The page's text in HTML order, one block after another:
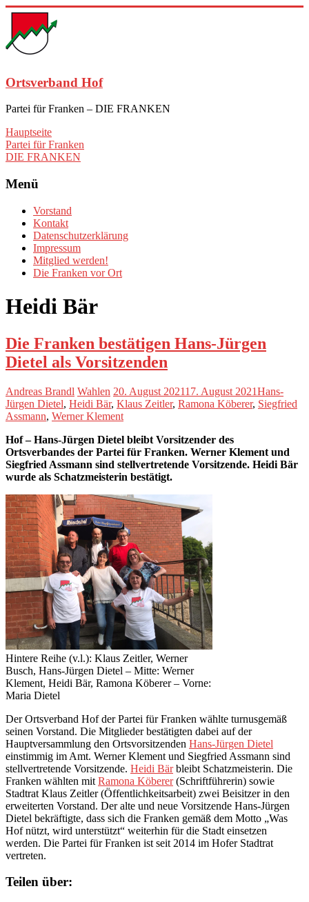
Zum
springen
Ortsverband Hof
Partei für Franken – DIE FRANKEN
Hauptseite
Partei für Franken
DIE FRANKEN
Menü
Vorstand
Kontakt
Datenschutzerklärung
Impressum
Mitglied werden!
Die Franken vor Ort
Heidi Bär
Die Franken bestätigen Hans-Jürgen
Dietel als Vorsitzenden
Andreas Brandl Wahlen 20. August 202117. August 2021Hans-
Jürgen Dietel, Heidi Bär, Klaus Zeitler, Ramona Köberer, Siegfried
Assmann, Werner Klement
Hof – Hans-Jürgen Dietel bleibt Vorsitzender des
Ortsverbandes der Partei für Franken. Werner Klement und
Siegfried Assmann sind stellvertretende Vorsitzende. Heidi Bär
wurde als Schatzmeisterin bestätigt.
Hintere Reihe (v.l.): Klaus Zeitler, Werner
Busch, Hans-Jürgen Dietel – Mitte: Werner
Klement, Heidi Bär, Ramona Köberer – Vorne:
Maria Dietel
Der Ortsverband Hof der Partei für Franken wählte turnusgemäß
seinen Vorstand. Die Mitglieder bestätigten dabei auf der
Hauptversammlung den Ortsvorsitzenden Hans-Jürgen Dietel
einstimmig im Amt. Werner Klement und Siegfried Assmann sind
stellvertretende Vorsitzende. Heidi Bärbleibt Schatzmeisterin. Die
Franken wählten mit Ramona Köberer(Schriftführerin) sowie
Stadtrat Klaus Zeitler (Öffentlichkeitsarbeit) zwei Beisitzer in den
erweiterten Vorstand. Der alte und neue Vorsitzende Hans-Jürgen
Dietel bekräftigte, dass sich die Franken gemäß dem Motto „Was
Hof nützt, wird unterstützt“ weiterhin für die Stadt einsetzen
werden. Die Partei für Franken ist seit 2014 im Hofer Stadtrat
vertreten.
Teilen über: